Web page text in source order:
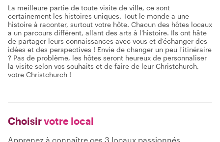
La meilleure partie de toute visite de ville, ce sont
certainement les histoires uniques. Tout le monde a une
histoire à raconter, surtout votre hôte. Chacun des hôtes locaux
a un parcours différent, allant des arts à l'histoire. Ils ont hâte
de partager leurs connaissances avec vous et d'échanger des
idées et des perspectives ! Envie de changer un peu l'itinéraire
? Pas de problème, les hôtes seront heureux de personnaliser
la visite selon vos souhaits et de faire de leur Christchurch,
votre Christchurch !
Choisirvotre local
Apprenez à connaître ces 3 locaux passionnés,